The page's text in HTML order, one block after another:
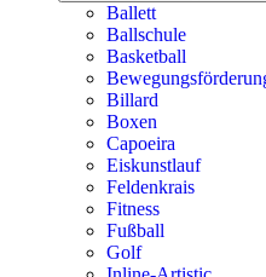
Ballett
Ballschule
Basketball
Billard
Boxen
Capoeira
Eiskunstlauf
Feldenkrais
Fitness
Fußball
Golf